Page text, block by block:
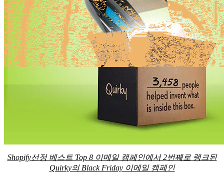
Shopify선정 베스트 Top 8 이메일 캠페인에서 2번째로 랭크된
Quirky의 Black Friday 이메일 캠페인